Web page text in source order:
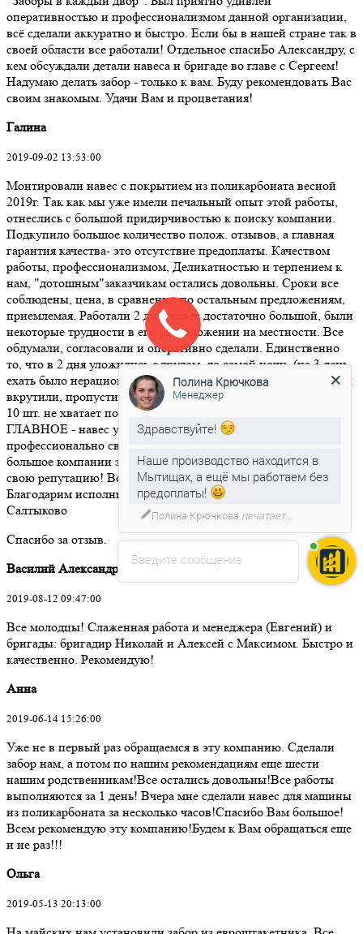
оперативностью и профессионализмом данной организации,
всё сделали аккуратно и быстро. Если бы в нашей стране так в
своей области все работали! Отдельное спасиБо Александру, с
кем обсуждали детали навеса и бригаде во главе с Сергеем!
Надумаю делать забор - только к вам. Буду рекомендовать Вас
своим знакомым. Удачи Вам и процветания!
Галина
2019-09-02 13:53:00
Монтировали навес с покрытием из поликарбоната весной
2019г. Так как мы уже имели печальный опыт этой работы,
отнеслись с большой придирчивостью к поиску компании.
Подкупило большое количество полож. отзывов, а главная
гарантия качества- это отсутствие предоплаты. Качеством
работы, профессионализмом, Деликатностью и терпением к
нам, "дотошным"заказчикам остались довольны. Сроки все
соблюдены, цена, в сравнении по остальным предложениям,
приемлемая. Работали 2 дня, навес достаточно большой, были
некоторые трудности в его расположении на местности. Все
обдумали, согласовали и оперативно сделали. Единственно
то, что в 2 дня уложились с трудом, до самой ночи, (на 3 день
ехать было нерационально, мы на юге области), не все шайбы
вкрутили, пропустили из-за темноты, потом мы увидели, что
10 шт. не хватает по рисунку шайб. Но это не мелочи,
ГЛАВНОЕ - навес устойчивый, сварка на швах
профессионально сварена, все красиво и добротно. Спасибо
большое компании за ответственность перед заказчиками и за
свою репутацию! Всем рекомендуем эту компанию.
Благодарим исполнителей нашего заказа, Калужская обл. д.
Салтыково
Спасибо за отзыв.
Василий Александрович
2019-08-12 09:47:00
Все молодцы! Слаженная работа и менеджера (Евгений) и
бригады: бригадир Николай и Алексей с Максимом. Быстро и
качественно. Рекомендую!
Анна
2019-06-14 15:26:00
Уже не в первый раз обращаемся в эту компанию. Сделали
забор нам, а потом по нашим рекомендациям еще шести
нашим родственникам!Все остались довольны!Все работы
выполняются за 1 день! Вчера мне сделали навес для машины
из поликарбоната за несколько часов!Спасибо Вам большое!
Всем рекомендую эту компанию!Будем к Вам обращаться еще
и не раз!!!
Ольга
2019-05-13 20:13:00
Введите сообщение
Полина Крючкова
Наше производство находится в
Мытищах, а ещё мы работаем без
предоплаты!